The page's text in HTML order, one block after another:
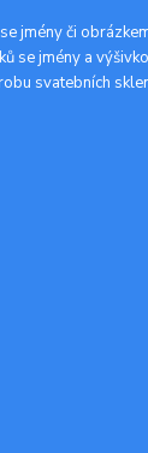
jmény či
se jmény a
svatebních